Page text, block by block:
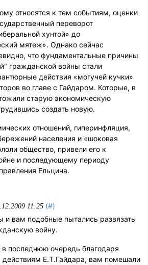
относятся к тем событиям, оценки
переворот
хунтой» до
мятеж». Однако сейчас
что фундаментальные причины
гражданской войны стали
действия «могучей кучки»
во главе с Гайдаром. Которые, в
старую экономическую
создать новую.
отношений, гиперинфляция,
населения и «шоковая
общество, привели его к
и последующему периоду
Ельцина.
11:25 (#)
и вам подобные пытались развязать
войну.
в последнюю очередь благодаря
Е.Т.Гайдара, вам помешали